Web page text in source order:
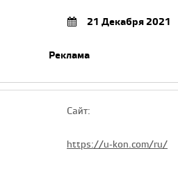
21 Декабря 2021
Реклама
Сайт:
https://u-kon.com/ru/